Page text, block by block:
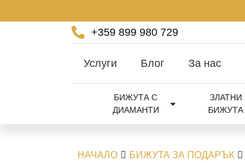
+359 899 980 729
Услуги Блог За нас
БИЖУТА С
ДИАМАНТИ
ЗЛАТНИ
БИЖУТА
НАЧАЛО БИЖУТА ЗА ПОДАРЪК